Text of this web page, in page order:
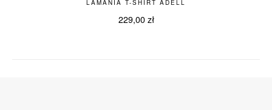
LAMANIA T-SHIRT ADELL
229,00 zł